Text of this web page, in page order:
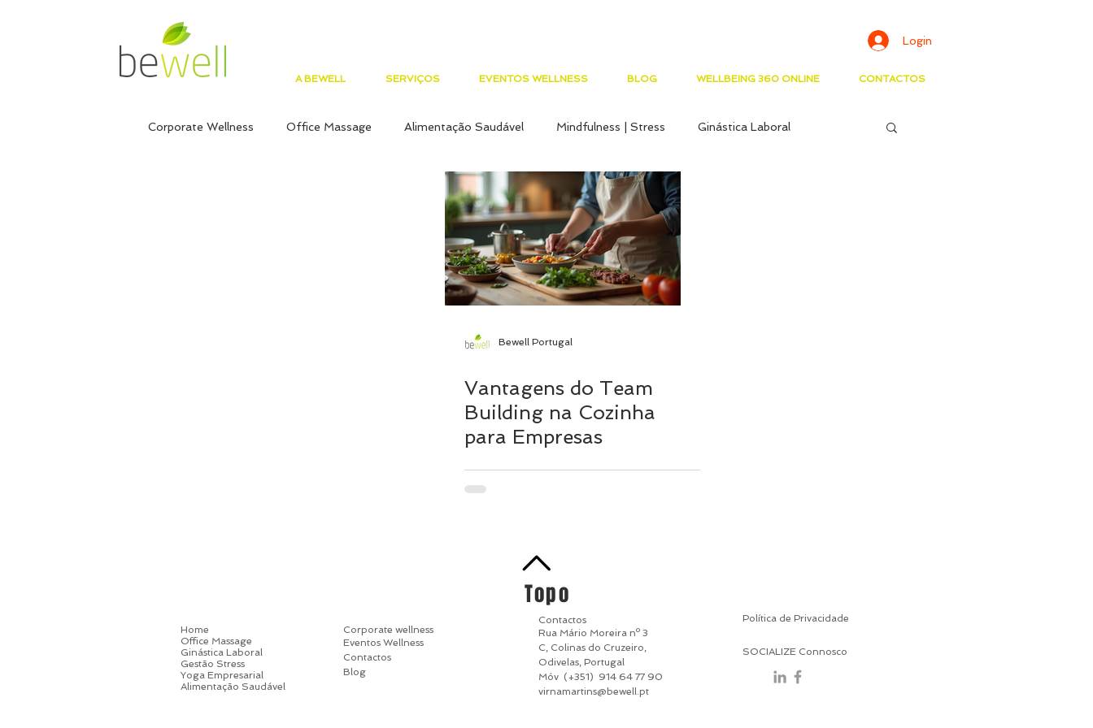
Login
A BEWELL SERVIÇOS EVENTOS WELLNESS BLOG WELLBEING 360 ONLINE CONTACTOS
Corporate Wellness Office Massage Alimentação Saudável Mindfulness | Stress Ginástica Laboral
Empresas Saudáveis Workshop´s Wellness
Menopausa Inclusão Sono Exercício Físico
Bewell Portugal
Vantagens do Team
Building na Cozinha
para Empresas
Home
Office Massage
Ginástica Laboral
Gestão Stress
Yoga Empresarial
Alimentação Saudável
Corporate wellness
Eventos Wellness
Contactos
Blog
Topo
Contactos
Rua Mário Moreira nº 3
C, Colinas do Cruzeiro,
Odivelas, Portugal
Móv (+351) 914 64 77 90
virnamartins@bewell.pt
Política de Privacidade
SOCIALIZE Connosco